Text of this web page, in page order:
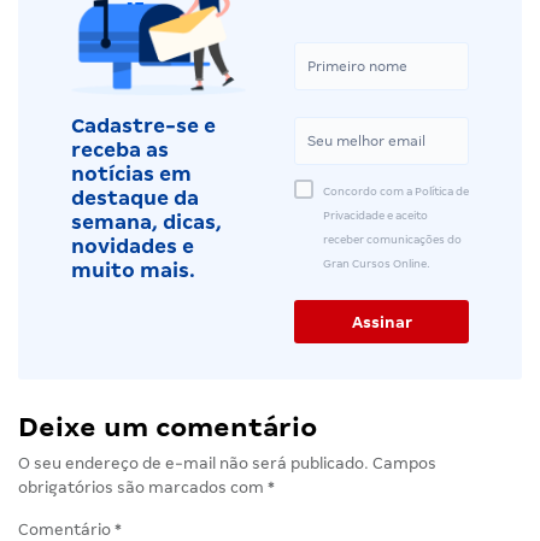
Cadastre-se e
receba as
notícias em
destaque da
semana, dicas,
novidades e
muito mais.
Concordo com a Política de
Privacidade e aceito
receber comunicações do
Gran Cursos Online.
Deixe um comentário
O seu endereço de e-mail não será publicado. Campos
obrigatórios são marcados com *
Comentário *